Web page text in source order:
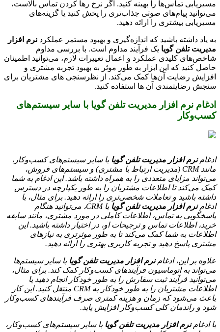
مسیریابی تماس‌ها را بهینه کنید. اگر نرخ رها کردن تماس بالاست،
می‌توانید پیام‌های صوتی جذاب‌تری را پخش کنید یا گزینه‌های
مسیریابی بیشتری را ارائه دهید.
به یاد داشته باشید که اندازه‌گیری و بهبود مستمر عملکرد نرم افزار
مدیریت تلفن گویا یک فرآیند مداوم است. با بررسی مداوم
شاخص‌های کلیدی عملکرد و اعمال تغییرات لازم، می‌توانید اطمینان
حاصل کنید که این ابزار به طور موثر به بهبود تجربه مشتری و
افزایش رضایت آن‌ها کمک می‌کند. از نظرسنجی های مشتریان برای
سنجش رضایتمندی آن ها استفاده کنید.
ادغام نرم افزار مدیریت تلفن گویا با سایر سیستم‌های
کسب‌وکار
ادغامنرم افزار مدیریت تلفن گویا با سایر سیستم‌های کسب‌وکار،
مانند CRM (مدیریت ارتباط با مشتری) و سیستم‌های فروش،
می‌تواند مزایای متعددی را به همراه داشته باشد. این ادغام به شما
کمک می‌کند تا اطلاعات مشتریان را به طور یکپارچه در دسترس
داشته باشید و تعاملات شخصی‌تری را ارائه دهید. برای مثال، با
ادغامنرم افزار مدیریت تلفن گویا
با CRM، می‌توانید هنگام
پاسخگویی به تماس، اطلاعات کاملی در مورد مشتری، مانند سابقه
خرید، اطلاعات تماس و ترجیحات او، در اختیار داشته باشید. این
اطلاعات به شما کمک می‌کند تا به طور موثرتری به نیازهای
مشتری پاسخ دهید و تجربه کاربری بهتری را ارائه دهید.
علاوه بر این، ادغامنرم افزار مدیریت تلفن گویا با سایر سیستم‌ها
می‌تواند به اتوماسیون فرآیندهای کسب‌وکار کمک کند. برای مثال،
می‌توانید فرآیند ثبت سفارش را به طور خودکار انجام دهید یا
اطلاعات مشتریان را به طور خودکار به CRM منتقل کنید. این کار
باعث می‌شود که زمان و هزینه کمتری صرف فرآیندهای کسب‌وکار
شود و راندمان کلی کسب‌وکار افزایش یابد.
با ادغامنرم افزار مدیریت تلفن گویا با سایر سیستم‌های کسب‌وکار،